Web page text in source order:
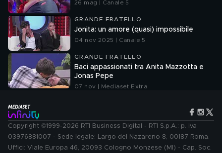
26 mag | Canale 5
GRANDE FRATELLO
Jonita: un amore (quasi) impossibile
04 nov 2025 | Canale 5
GRANDE FRATELLO
Baci appassionati tra Anita Mazzotta e
Jonas Pepe
07 nov | Mediaset Extra
Copyright ©1999-2026 RTI Business Digital - RTI S.p.A.: p. iva
03976881007 - Sede legale: Largo del Nazareno 8, 00187 Roma.
Uffici: Viale Europa 46, 20093 Cologno Monzese (MI) - Cap. Soc.